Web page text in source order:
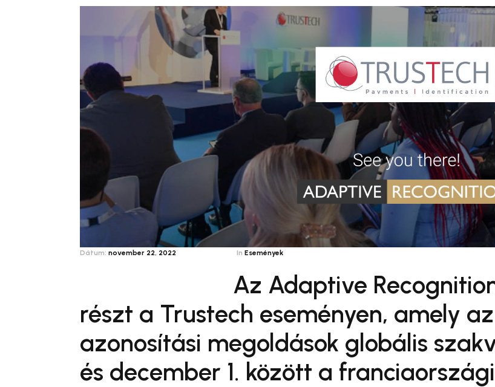
Dátum: november 22, 2022 In Események
Az Adaptive
részt a Trustech eseményen, amely
azonosítási megoldások globális
és december 1. között a